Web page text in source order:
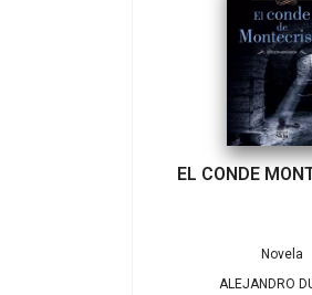
EL CONDE
Novela
ALEJANDRO